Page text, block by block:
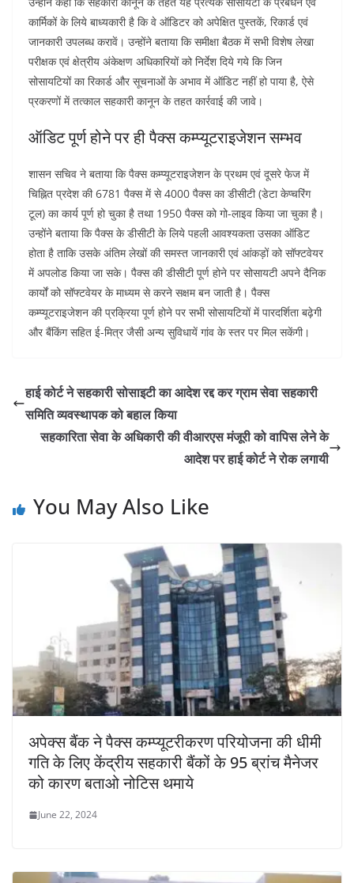
कार्मिकों के लिये बाध्यकारी है कि वे ऑडिटर को अपेक्षित पुस्तकें, रिकार्ड एवं
जानकारी उपलब्ध करावें। उन्होंने बताया कि समीक्षा बैठक में सभी विशेष लेखा
परीक्षक एवं क्षेत्रीय अंकेक्षण अधिकारियों को निर्देश दिये गये कि जिन
सोसायटियों का रिकार्ड और सूचनाओं के अभाव में ऑडिट नहीं हो पाया है, ऐसे
प्रकरणों में तत्काल सहकारी कानून के तहत कार्रवाई की जावे।
ऑडिट पूर्ण होने पर ही पैक्स कम्प्यूटराइजेशन सम्भव
शासन सचिव ने बताया कि पैक्स कम्प्यूटराइजेशन के प्रथम एवं दूसरे फेज में
चिह्नित प्रदेश की 6781 पैक्स में से 4000 पैक्स का डीसीटी (डेटा केप्चरिंग
टूल) का कार्य पूर्ण हो चुका है तथा 1950 पैक्स को गो-लाइव किया जा चुका है।
उन्होंने बताया कि पैक्स के डीसीटी के लिये पहली आवश्यकता उसका ऑडिट
होता है ताकि उसके अंतिम लेखों की समस्त जानकारी एवं आंकड़ों को सॉफ्टवेयर
में अपलोड किया जा सके। पैक्स की डीसीटी पूर्ण होने पर सोसायटी अपने दैनिक
कार्यों को सॉफ्टवेयर के माध्यम से करने सक्षम बन जाती है। पैक्स
कम्प्यूटराइजेशन की प्रक्रिया पूर्ण होने पर सभी सोसायटियों में पारदर्शिता बढ़ेगी
और बैंकिंग सहित ई-मित्र जैसी अन्य सुविधायें गांव के स्तर पर मिल सकेंगी।
हाई कोर्ट ने सहकारी सोसाइटी का आदेश रद्द कर ग्राम सेवा सहकारी
समिति व्यवस्थापक को बहाल किया
सहकारिता सेवा के अधिकारी की वीआरएस मंजूरी को वापिस लेने के
आदेश पर हाई कोर्ट ने रोक लगायी
You May Also Like
अपेक्स बैंक ने पैक्स कम्प्यूटरीकरण परियोजना की धीमी
गति के लिए केंद्रीय सहकारी बैंकों के 95 ब्रांच मैनेजर
को कारण बताओ नोटिस थमाये
June 22, 2024